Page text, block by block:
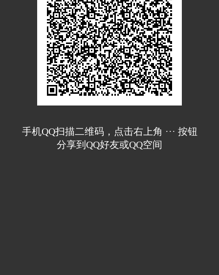
手机QQ扫描二维码，点击右上角 ··· 按钮
分享到QQ好友或QQ空间